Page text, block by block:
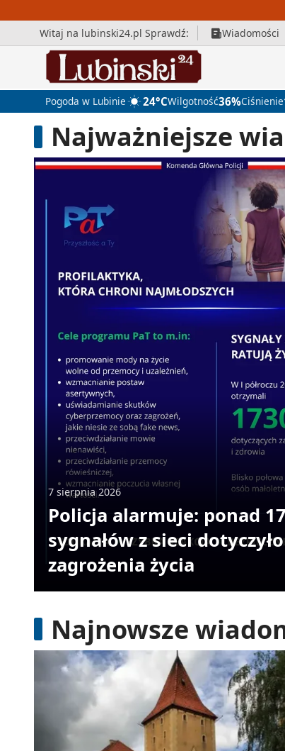
Witaj na lubinski24.pl Sprawdź: Wiadomości
Pogoda w Lubinie 24°CWilgotność36%Ciśnienie
Najważniejsze
7 sierpnia 2026
Policja alarmuje: ponad
sygnałów z sieci dotyczyło
zagrożenia życia
Najnowsze